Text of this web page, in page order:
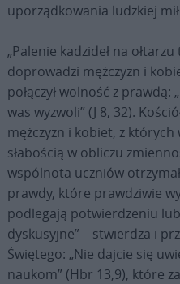
uporządkowania ludzkiej
„Palenie kadzideł na
doprowadzi mężczyzn i
połączył wolność z
was wyzwoli” (J 8, 32).
mężczyzn i kobiet, z których
słabością w obliczu
wspólnota uczniów
prawdy, które prawdziwie
podlegają potwierdzeniu
dyskusyjne” – stwierdza i
Świętego: „Nie dajcie się
naukom” (Hbr 13,9), które